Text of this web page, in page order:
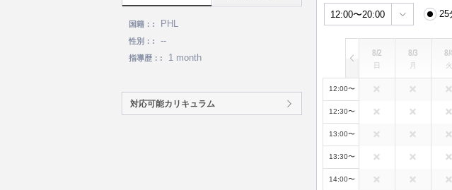
国籍：: PHL
性別：: --
指導歴：: 1 month
対応可能カリキュラム
12:00〜20:00 25
8/2
日
8/3
月
8/
火
12:00〜
12:30〜
13:00〜
13:30〜
14:00〜